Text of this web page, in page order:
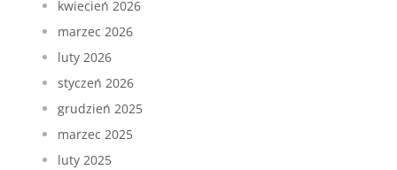
kwiecień 2026
marzec 2026
luty 2026
styczeń 2026
grudzień 2025
marzec 2025
luty 2025